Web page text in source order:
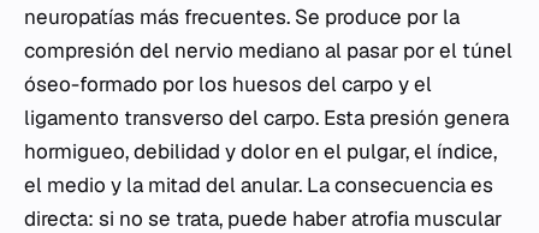
neuropatías más frecuentes. Se produce por la
compresión del nervio mediano al pasar por el túnel
óseo-formado por los huesos del carpo y el
ligamento transverso del carpo. Esta presión genera
hormigueo, debilidad y dolor en el pulgar, el índice,
el medio y la mitad del anular. La consecuencia es
directa: si no se trata, puede haber atrofia muscular